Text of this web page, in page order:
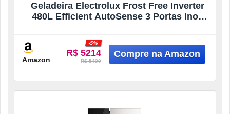
Geladeira Electrolux Frost Free Inverter
480L Efficient AutoSense 3 Portas Inox
Amazon
R$ 5214
-5%
R$ 5499